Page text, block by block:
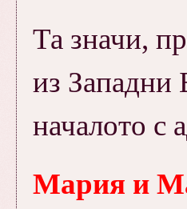
Та значи,
из Западни
началото с
Мария и